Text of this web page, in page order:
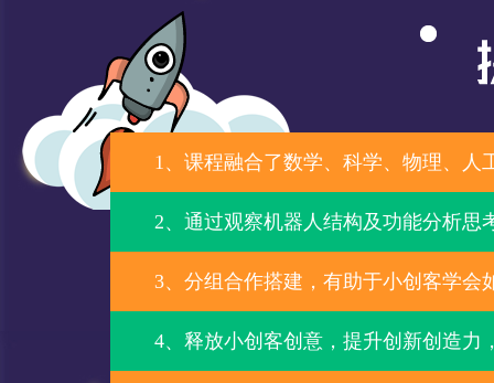
1、课程融合了数学、科学、物理、
2、通过观察机器人结构及功能分析
3、分组合作搭建，有助于小创客学会
4、释放小创客创意，提升创新创造力